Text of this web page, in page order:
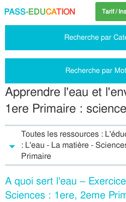
PASS-EDUCATION Tarif /
Recherche par
Recherche par
Apprendre l'eau et
1ere Primaire :
Toutes les ressources :
: L'eau - La matière -
Primaire
A quoi sert l’eau –
Sciences : 1ere, 2eme